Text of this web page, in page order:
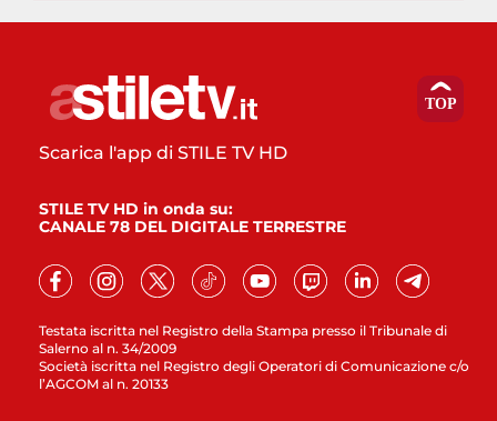
Testata iscritta nel Registro della Stampa presso il Tribunale di
Salerno al n. 34/2009
Società iscritta nel Registro degli Operatori di Comunicazione c/o
l’AGCOM al n. 20133
Scarica l'app di STILE TV HD
STILE TV HD in onda su:
CANALE 78 DEL DIGITALE TERRESTRE